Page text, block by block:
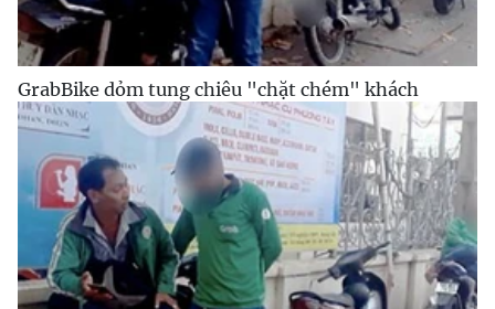
GrabBike dỏm tung chiêu "chặt chém" khách